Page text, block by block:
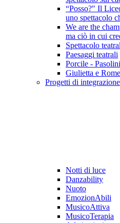
“Posso?" Il
uno spettacolo
We are the
ma ciò in cui
Spettacolo
Paesaggi teatrali
Porcile -
Giulietta e
Progetti di integrazione
Notti di luce
Danzability
Nuoto
EmozionAbili
MusicoAttiva
MusicoTerapia